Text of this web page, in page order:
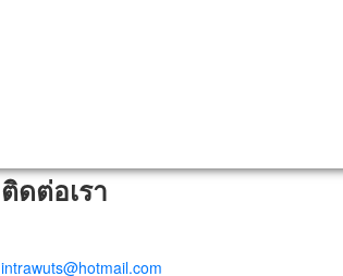
ติดต่อเรา
intrawuts@hotmail.com